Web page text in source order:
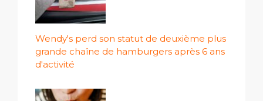
Wendy's perd son statut de deuxième plus
grande chaîne de hamburgers après 6 ans
d'activité